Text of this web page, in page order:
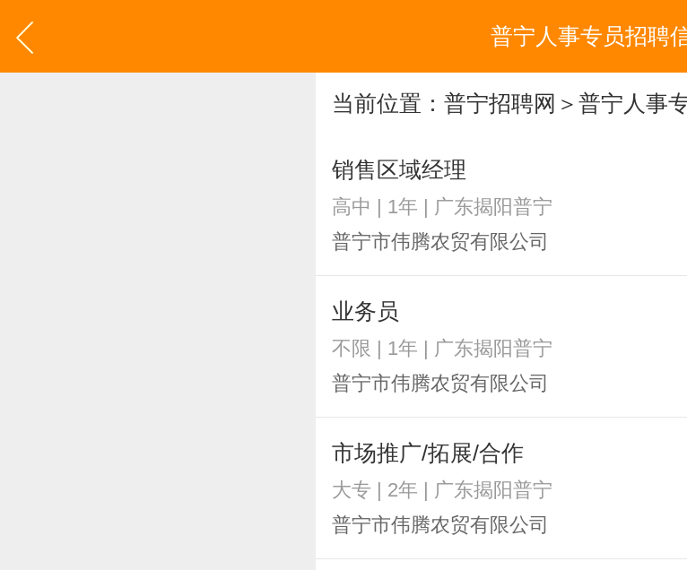
普宁人事专员招聘
当前位置： 普宁招聘网 ＞普宁人事
销售区域经理
高中 | 1年 | 广东揭阳普宁
普宁市伟腾农贸有限公司
业务员
不限 | 1年 | 广东揭阳普宁
普宁市伟腾农贸有限公司
市场推广/拓展/合作
大专 | 2年 | 广东揭阳普宁
普宁市伟腾农贸有限公司